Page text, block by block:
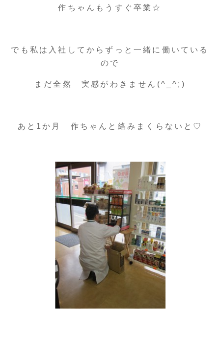
作ちゃんもうすぐ卒業☆
でも私は入社してからずっと一緒に働いている
ので
まだ全然 実感がわきません(^_^;)
あと1か月 作ちゃんと絡みまくらないと♡